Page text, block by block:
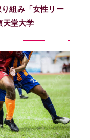
組み「女性リー
天堂大学